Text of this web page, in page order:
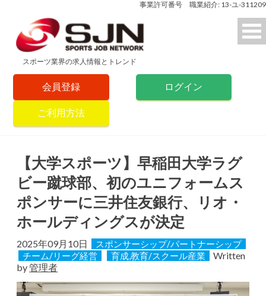
事業許可番号 職業紹介: 13-ユ-311209
スポーツ業界の求人情報とトレンド
会員登録 ログイン
ご利用方法
【大学スポーツ】早稲田大学ラグ
ビー蹴球部、初のユニフォームス
ポンサーに三井住友銀行、リオ・
ホールディングスが決定
2025年09月10日
スポンサーシップ/パートナーシップ
チーム/リーグ経営
育成,教育/スクール産業
Written
by管理者